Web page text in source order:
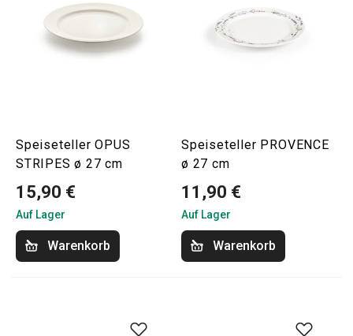
Speiseteller OPUS
STRIPES ø 27 cm
15,90 €
Auf Lager
Warenkorb
Speiseteller PROVENCE
ø 27 cm
11,90 €
Auf Lager
Warenkorb